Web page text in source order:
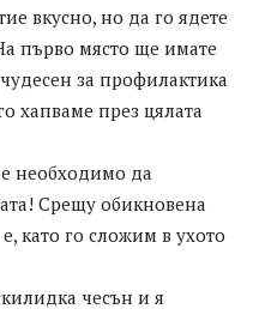
вкусно, но да го ядете
първо място ще имате
за профилактика
хапваме през цялата
необходимо да
Срещу обикновена
като го сложим в ухото
чесън и я